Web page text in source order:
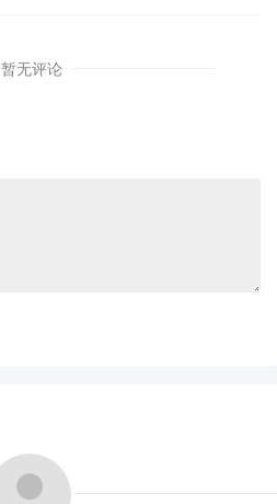
暂无评论